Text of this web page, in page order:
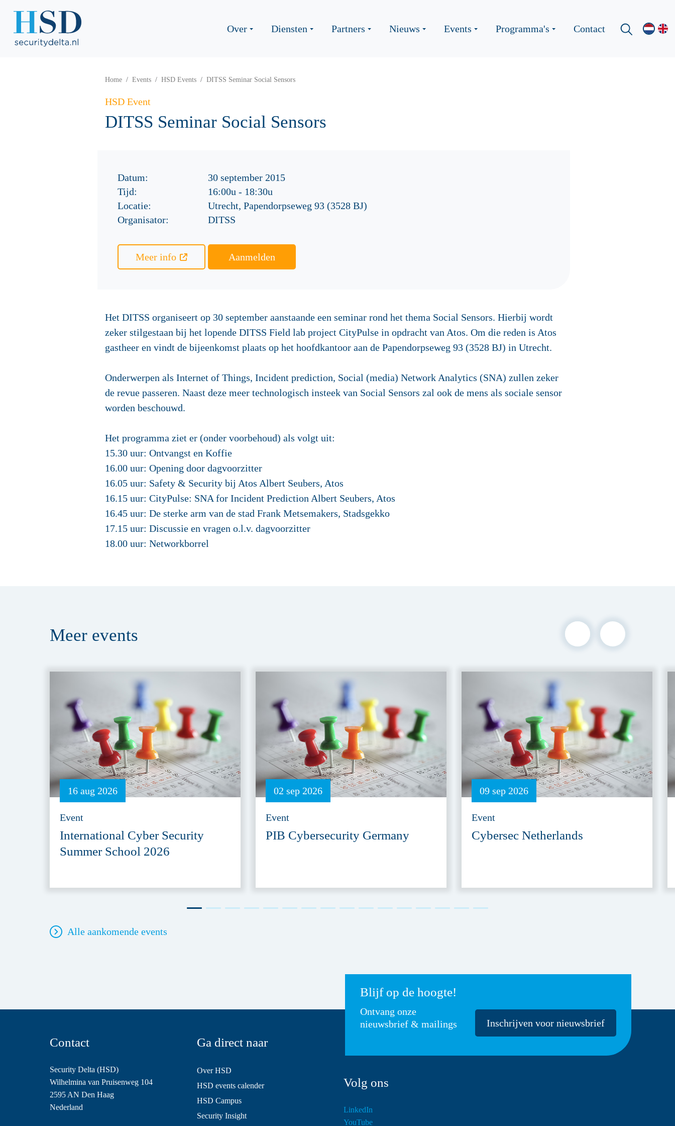
Over Diensten Partners Nieuws Events Programma's Contact
Home Events HSD Events DITSS Seminar Social Sensors
HSD Event
DITSS Seminar Social Sensors
Datum:
30 september 2015
Tijd:
16:00u - 18:30u
Locatie:
Utrecht, Papendorpseweg 93 (3528 BJ)
Organisator:
DITSS
Meer info Aanmelden
Het DITSS organiseert op 30 september aanstaande een seminar rond het thema Social Sensors. Hierbij wordt
zeker stilgestaan bij het lopende DITSS Field lab project CityPulse in opdracht van Atos. Om die reden is Atos
gastheer en vindt de bijeenkomst plaats op het hoofdkantoor aan de Papendorpseweg 93 (3528 BJ) in Utrecht.
Onderwerpen als Internet of Things, Incident prediction, Social (media) Network Analytics (SNA) zullen zeker
de revue passeren. Naast deze meer technologisch insteek van Social Sensors zal ook de mens als sociale sensor
worden beschouwd.
Het programma ziet er (onder voorbehoud) als volgt uit:
15.30 uur: Ontvangst en Koffie
16.00 uur: Opening door dagvoorzitter
16.05 uur: Safety & Security bij Atos Albert Seubers, Atos
16.15 uur: CityPulse: SNA for Incident Prediction Albert Seubers, Atos
16.45 uur: De sterke arm van de stad Frank Metsemakers, Stadsgekko
17.15 uur: Discussie en vragen o.l.v. dagvoorzitter
18.00 uur: Networkborrel
Meer events
16 aug 2026
Event
International Cyber Security
Summer School 2026
02 sep 2026
Event
PIB Cybersecurity Germany
09 sep 2026
Event
Cybersec Netherlands
Alle aankomende events
Blijf op de hoogte!
Ontvang onze
nieuwsbrief & mailings
Inschrijven voor nieuwsbrief
Contact
Security Delta (HSD)
Wilhelmina van Pruisenweg 104
2595 AN Den Haag
Nederland
Ga direct naar
Over HSD
HSD events calender
HSD Campus
Security Insight
Volg ons
LinkedIn
YouTube